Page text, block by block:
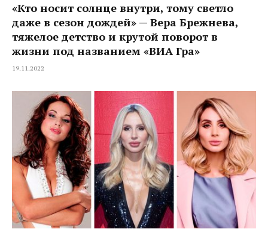
«Кто носит солнце внутри, тому светло
даже в сезон дождей» — Вера Брежнева,
тяжелое детство и крутой поворот в
жизни под названием «ВИА Гра»
19.11.2022